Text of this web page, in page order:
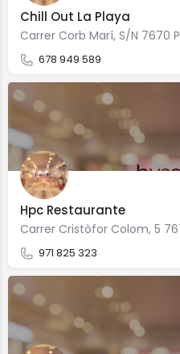
Chill Out La Playa
Carrer Corb Marí, S/N 7670
678 949 589
Hpc Restaurante
Carrer Cristòfor Colom, 5
971 825 323